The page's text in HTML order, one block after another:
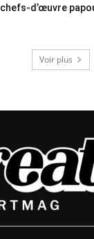
chefs-d’œuvre
Voir plus